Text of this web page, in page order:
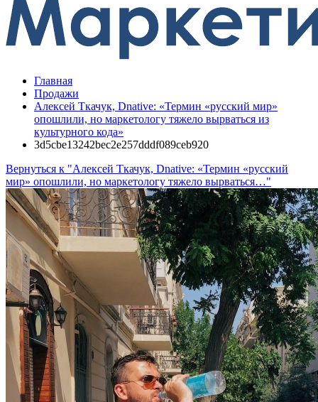
Главная
Продажи
Алексей Ткачук, Dnative: «Термин «русский мир»
опошлили, но маркетологу тяжело вырваться из
культурного кода»
3d5cbe13242bec2e257dddf089ceb920
Вернуться к "Алексей Ткачук, Dnative: «Термин «русский
мир» опошлили, но маркетологу тяжело вырваться…"